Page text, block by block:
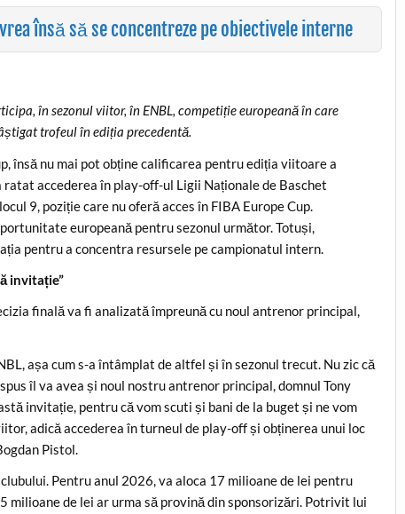
însă să se concentreze pe obiectivele interne
în sezonul viitor, în ENBL, competiție europeană în care
trofeul în ediția precedentă.
însă nu mai pot obține calificarea pentru ediția viitoare a
accederea în play-off-ul Ligii Naționale de Baschet
9, poziție care nu oferă acces în FIBA Europe Cup.
europeană pentru sezonul următor. Totuși,
pentru a concentra resursele pe campionatul intern.
invitație”
finală va fi analizată împreună cu noul antrenor principal,
așa cum s-a întâmplat de altfel și în sezonul trecut. Nu zic că
îl va avea și noul nostru antrenor principal, domnul Tony
invitație, pentru că vom scuti și bani de la buget și ne vom
adică accederea în turneul de play-off și obținerea unui loc
Pistol.
Pentru anul 2026, va aloca 17 milioane de lei pentru
de lei ar urma să provină din sponsorizări. Potrivit lui